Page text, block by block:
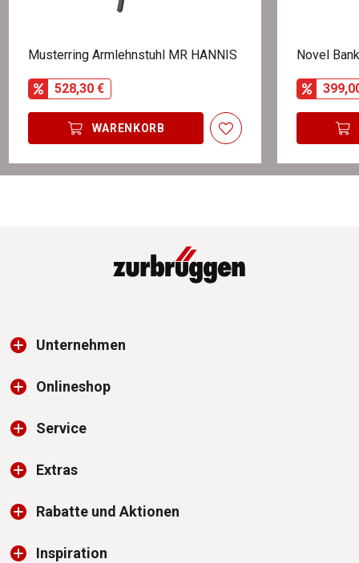
Musterring Armlehnstuhl MR HANNIS
528,30 €
WARENKORB
Novel
Unternehmen
Onlineshop
Service
Extras
Rabatte und Aktionen
Inspiration